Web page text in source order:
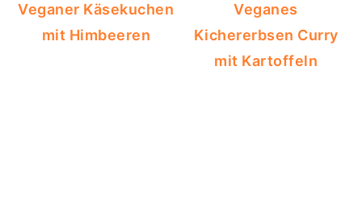
Veganer Käsekuchen
mit Himbeeren
Veganes
Kichererbsen Curry
mit Kartoffeln